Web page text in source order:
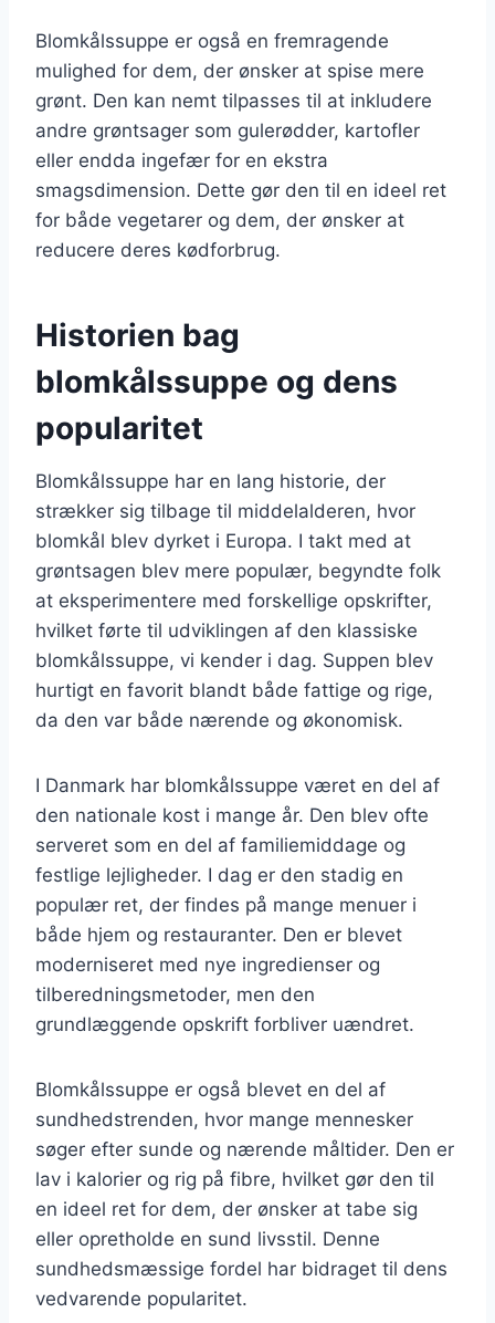
Blomkålssuppe er også en fremragende
mulighed for dem, der ønsker at spise mere
grønt. Den kan nemt tilpasses til at inkludere
andre grøntsager som gulerødder, kartofler
eller endda ingefær for en ekstra
smagsdimension. Dette gør den til en ideel ret
for både vegetarer og dem, der ønsker at
reducere deres kødforbrug.
Historien bag
blomkålssuppe og dens
popularitet
Blomkålssuppe har en lang historie, der
strækker sig tilbage til middelalderen, hvor
blomkål blev dyrket i Europa. I takt med at
grøntsagen blev mere populær, begyndte folk
at eksperimentere med forskellige opskrifter,
hvilket førte til udviklingen af den klassiske
blomkålssuppe, vi kender i dag. Suppen blev
hurtigt en favorit blandt både fattige og rige,
da den var både nærende og økonomisk.
I Danmark har blomkålssuppe været en del af
den nationale kost i mange år. Den blev ofte
serveret som en del af familiemiddage og
festlige lejligheder. I dag er den stadig en
populær ret, der findes på mange menuer i
både hjem og restauranter. Den er blevet
moderniseret med nye ingredienser og
tilberedningsmetoder, men den
grundlæggende opskrift forbliver uændret.
Blomkålssuppe er også blevet en del af
sundhedstrenden, hvor mange mennesker
søger efter sunde og nærende måltider. Den er
lav i kalorier og rig på fibre, hvilket gør den til
en ideel ret for dem, der ønsker at tabe sig
eller opretholde en sund livsstil. Denne
sundhedsmæssige fordel har bidraget til dens
vedvarende popularitet.